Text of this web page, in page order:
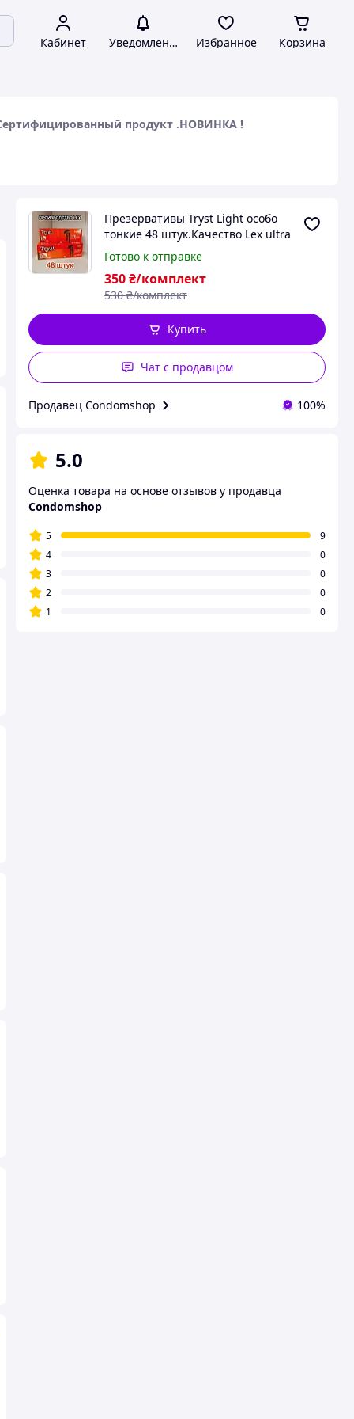
Кабинет Уведомления Избранное Корзина
продукт .НОВИНКА !
Презервативы Tryst Light особо
тонкие 48 штук.Качество Lex ultra
thin . Сертифицированный продукт
.НОВИНКА !
Готово к отправке
350₴/комплект
530 ₴/комплект
Купить
Чат с продавцом
Продавец Condomshop 100%
5.0
Оценка товара на основе отзывов у продавца
Condomshop
5
9
4
0
3
0
2
0
1
0